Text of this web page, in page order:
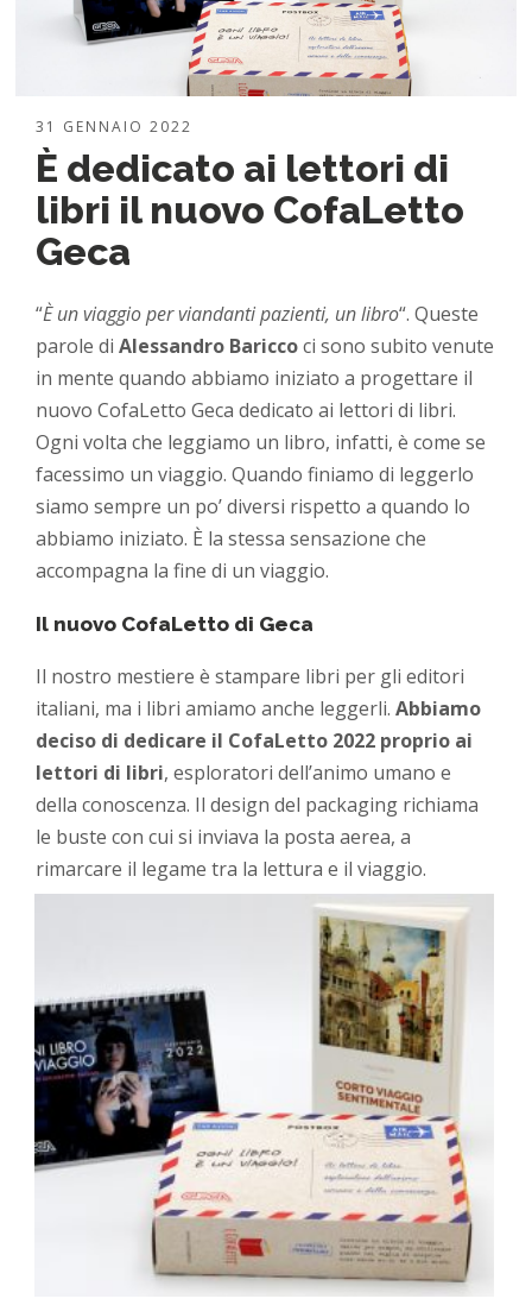
31 GENNAIO 2022
È dedicato ai lettori di
libri il nuovo CofaLetto
Geca
“È un viaggio per viandanti pazienti, un libro“. Queste
parole diAlessandro Bariccoci sono subito venute
in mente quando abbiamo iniziato a progettare il
nuovo CofaLetto Geca dedicato ai lettori di libri.
Ogni volta che leggiamo un libro, infatti, è come se
facessimo un viaggio. Quando finiamo di leggerlo
siamo sempre un po’ diversi rispetto a quando lo
abbiamo iniziato. È la stessa sensazione che
accompagna la fine di un viaggio.
Il nuovo CofaLetto di Geca
Il nostro mestiere è stampare libri per gli editori
italiani, ma i libri amiamo anche leggerli.Abbiamo
deciso di dedicare il CofaLetto 2022 proprio ai
lettori di libri, esploratori dell’animo umano e
della conoscenza. Il design del packaging richiama
le buste con cui si inviava la posta aerea, a
rimarcare il legame tra la lettura e il viaggio.